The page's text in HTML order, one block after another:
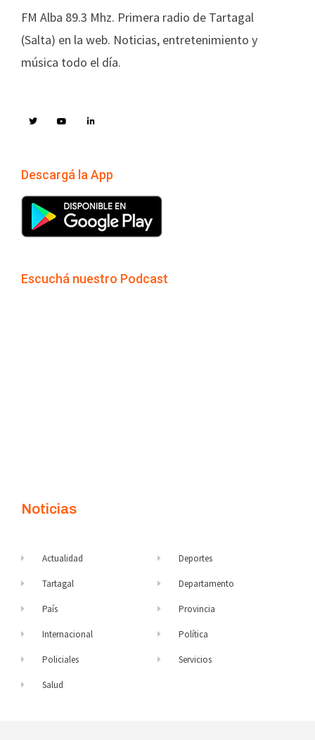
FM Alba 89.3 Mhz. Primera radio de Tartagal
(Salta) en la web. Noticias, entretenimiento y
música todo el día.
Descargá la App
Escuchá nuestro Podcast
Noticias
Actualidad
Tartagal
País
Internacional
Policiales
Salud
Deportes
Departamento
Provincia
Política
Servicios